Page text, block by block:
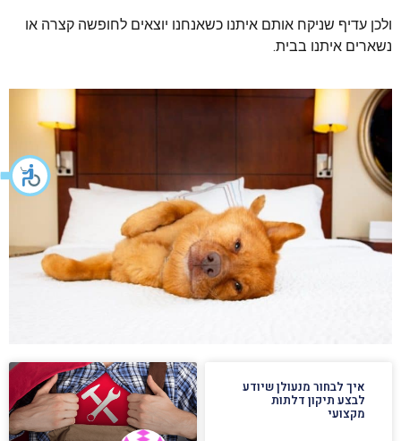
ולכן עדיף שניקח אותם איתנו כשאנחנו יוצאים לחופשה קצרה או
נשארים איתנו בבית.
איך לבחור מנעולן שיודע
לבצע תיקון דלתות
מקצועי